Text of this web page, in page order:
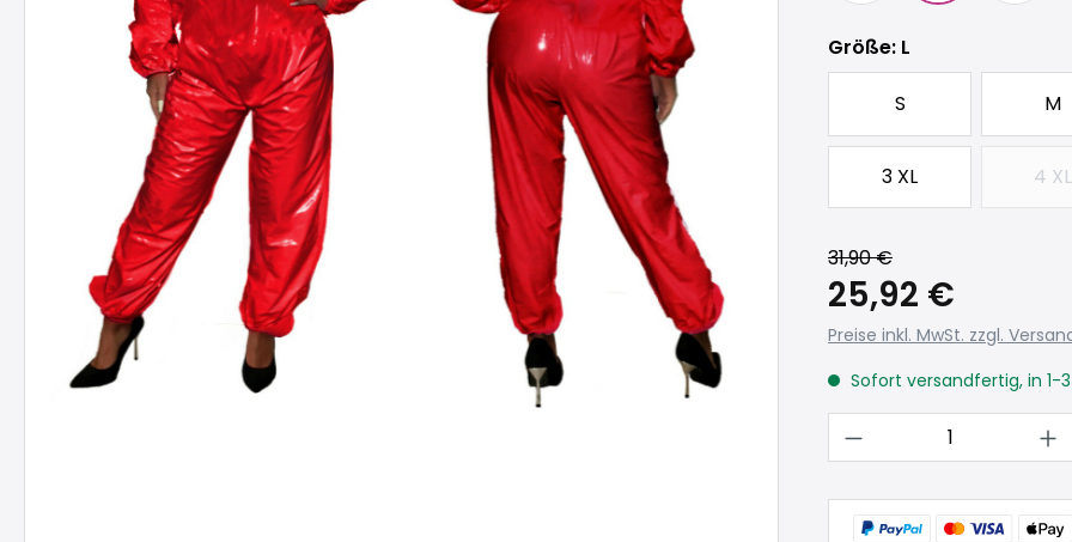
Größeauswählen
: L
S M
3 XL 4 XL
31,90 €
25,92 €
Preise inkl. MwSt. zzgl.
Sofort versandfertig, in 1-
Produkt